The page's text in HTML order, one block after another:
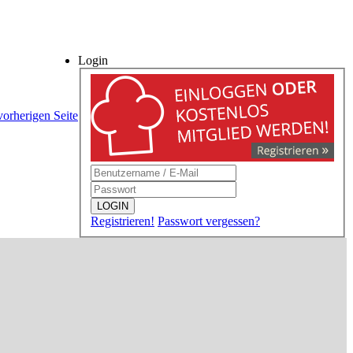
Login
LOGIN
Registrieren! Passwort vergessen?
Seite